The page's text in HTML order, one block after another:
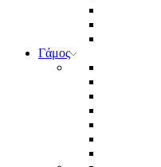
Γάμος